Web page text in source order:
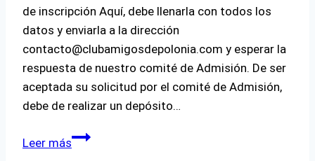
de inscripción Aquí, debe llenarla con todos los
datos y enviarla a la dirección
contacto@clubamigosdepolonia.com y esperar la
respuesta de nuestro comité de Admisión. De ser
aceptada su solicitud por el comité de Admisión,
debe de realizar un depósito…
Leer más¿Cómo